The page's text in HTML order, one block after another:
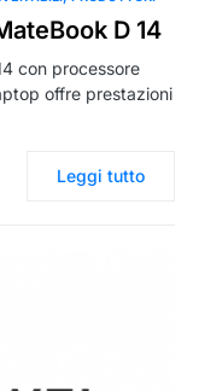
D 14
con processore
offre prestazioni
Leggi tutto